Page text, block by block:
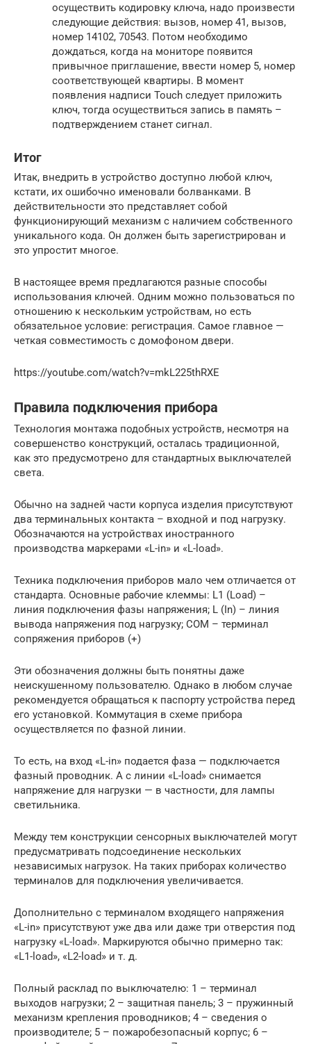
осуществить кодировку ключа, надо произвести
следующие действия: вызов, номер 41, вызов,
номер 14102, 70543. Потом необходимо
дождаться, когда на мониторе появится
привычное приглашение, ввести номер 5, номер
соответствующей квартиры. В момент
появления надписи Touch следует приложить
ключ, тогда осуществиться запись в память –
подтверждением станет сигнал.
Итог
Итак, внедрить в устройство доступно любой ключ,
кстати, их ошибочно именовали болванками. В
действительности это представляет собой
функционирующий механизм с наличием собственного
уникального кода. Он должен быть зарегистрирован и
это упростит многое.
В настоящее время предлагаются разные способы
использования ключей. Одним можно пользоваться по
отношению к нескольким устройствам, но есть
обязательное условие: регистрация. Самое главное —
четкая совместимость с домофоном двери.
https://youtube.com/watch?v=mkL225thRXE
Правила подключения прибора
Технология монтажа подобных устройств, несмотря на
совершенство конструкций, осталась традиционной,
как это предусмотрено для стандартных выключателей
света.
Обычно на задней части корпуса изделия присутствуют
два терминальных контакта – входной и под нагрузку.
Обозначаются на устройствах иностранного
производства маркерами «L-in» и «L-load».
Техника подключения приборов мало чем отличается от
стандарта. Основные рабочие клеммы: L1 (Load) –
линия подключения фазы напряжения; L (In) – линия
вывода напряжения под нагрузку; СОМ – терминал
сопряжения приборов (+)
Эти обозначения должны быть понятны даже
неискушенному пользователю. Однако в любом случае
рекомендуется обращаться к паспорту устройства перед
его установкой. Коммутация в схеме прибора
осуществляется по фазной линии.
То есть, на вход «L-in» подается фаза — подключается
фазный проводник. А с линии «L-load» снимается
напряжение для нагрузки — в частности, для лампы
светильника.
Между тем конструкции сенсорных выключателей могут
предусматривать подсоединение нескольких
независимых нагрузок. На таких приборах количество
терминалов для подключения увеличивается.
Дополнительно с терминалом входящего напряжения
«L-in» присутствуют уже два или даже три отверстия под
нагрузку «L-load». Маркируются обычно примерно так:
«L1-load», «L2-load» и т. д.
Полный расклад по выключателю: 1 – терминал
выходов нагрузки; 2 – защитная панель; 3 – пружинный
механизм крепления проводников; 4 – сведения о
производителе; 5 – пожаробезопасный корпус; 6 –